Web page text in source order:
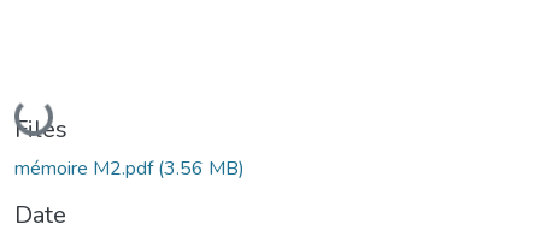
Loading...
Files
mémoire M2.pdf(3.56 MB)
Date